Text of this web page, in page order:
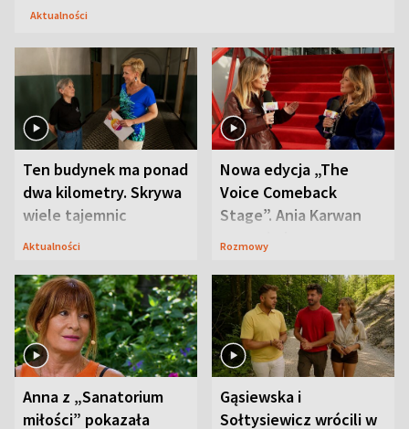
Aktualności
Ten budynek ma ponad
dwa kilometry. Skrywa
wiele tajemnic
Aktualności
Nowa edycja „The
Voice Comeback
Stage”. Ania Karwan
zapowiada
Rozmowy
Anna z „Sanatorium
miłości” pokazała
Gąsiewska i
Sołtysiewicz wrócili w